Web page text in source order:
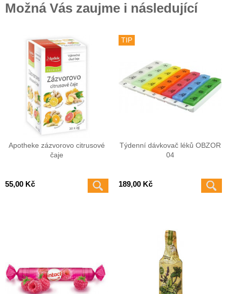
Možná Vás zaujme i následující
Apotheke zázvorovo citrusové
čaje
55,00 Kč
TIP
Týdenní dávkovač léků OBZOR
04
189,00 Kč